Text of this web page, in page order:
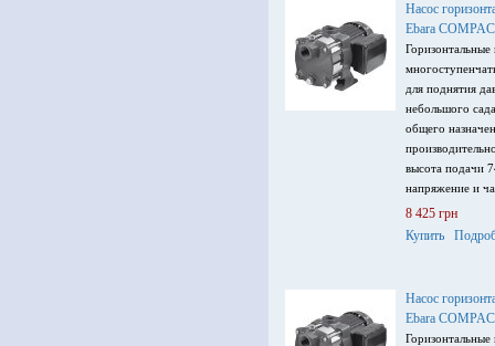
Насос
Ebara
для поднятия
небольшого
общего
высота подачи
напряжение и
8 425 грн
Купить
Насос
Ebara